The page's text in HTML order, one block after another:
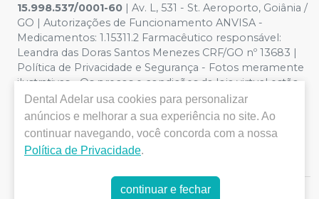
15.998.537/0001-60 | Av. L, 531 - St. Aeroporto, Goiânia /
GO | Autorizações de Funcionamento ANVISA -
Medicamentos: 1.15311.2 Farmacêutico responsável:
Leandra das Doras Santos Menezes CRF/GO nº 13683 |
Política de Privacidade e Segurança - Fotos meramente
ilustrativas - Os preços e condições da loja virtual estão
sujeitos a alterações. Em caso de divergência de preços
no site, o valor válido é o do Carrinho de Compra. Não
vendemos por atacado, por isso nos reservamos o
direito de não atender compras de grandes volumes
pelo site.
E-commerce produzido por Sou Odonto Ecommerce
Dental Adelar usa cookies para personalizar
anúncios e melhorar a sua experiência no site. Ao
continuar navegando, você concorda com a nossa
Política de Privacidade.
continuar e fechar